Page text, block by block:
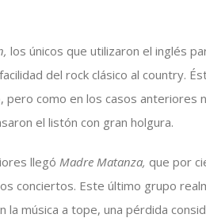
los únicos que utilizaron el inglés
del rock clásico al country.
pero como en los casos anteriores
el listón con gran holgura.
llegóMadre Matanza,que por
conciertos. Este último grupo
la música a tope, una pérdida